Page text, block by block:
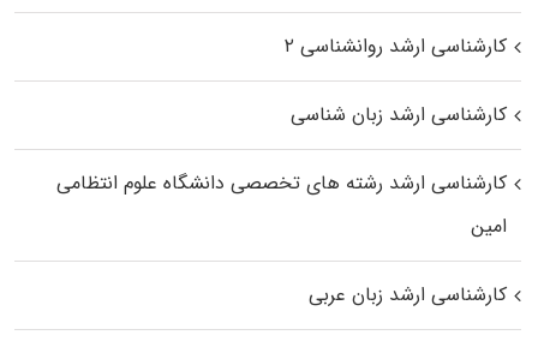
کارشناسی ارشد روانشناسی ۲
کارشناسی ارشد زبان شناسی
کارشناسی ارشد رﺷﺘﻪ ﻫﺎی تخصصی داﻧﺸﮕﺎه ﻋﻠﻮم انتظامی
اﻣﻴﻦ
کارشناسی ارشد زبان عربی